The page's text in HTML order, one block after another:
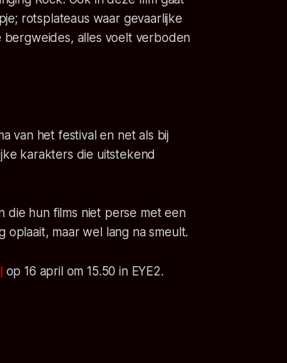
rotsplateaus waar gevaarlijke
alles voelt verboden
van het festival en net als bij
karakters die uitstekend
die hun films niet perse met een
maar wel lang na smeult.
op 16 april om 15.50 in EYE2.